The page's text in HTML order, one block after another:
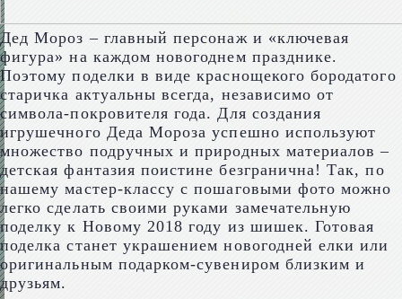
Дед Мороз – главный персонаж и «ключевая
фигура» на каждом новогоднем празднике.
Поэтому поделки в виде краснощекого бородатого
старичка актуальны всегда, независимо от
символа-покровителя года. Для создания
игрушечного Деда Мороза успешно используют
множество подручных и природных материалов –
детская фантазия поистине безгранична! Так, по
нашему мастер-классу с пошаговыми фото можно
легко сделать своими руками замечательную
поделку к Новому 2018 году из шишек. Готовая
поделка станет украшением новогодней елки или
оригинальным подарком-сувениром близким и
друзьям.